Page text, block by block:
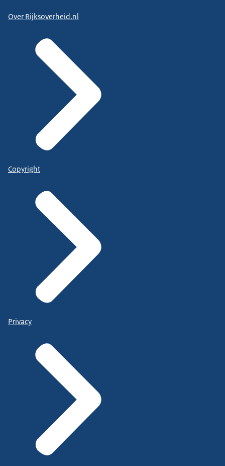
Over Rijksoverheid.nl
Copyright
Privacy